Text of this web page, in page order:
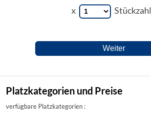
x Stückzahl
Platzkategorien und Preise
verfügbare Platzkategorien :